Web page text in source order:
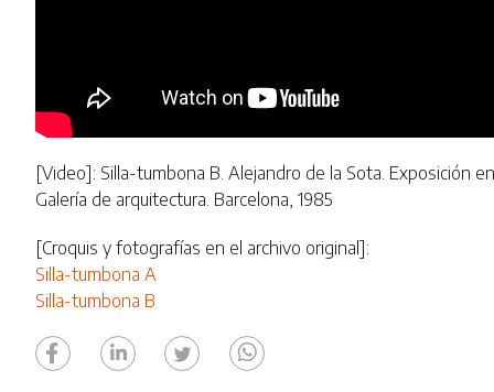
[Video]: Silla-tumbona B. Alejandro de la Sota. Exposición en
Galería de arquitectura. Barcelona, 1985
[Croquis y fotografías en el archivo original]:
Silla-tumbona A
Silla-tumbona B